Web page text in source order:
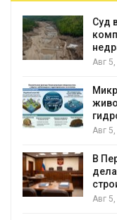
Суд
Авг
Авг
В
Авг